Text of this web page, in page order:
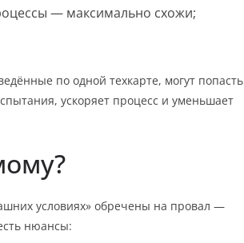
— максимально схожи;
по одной техкарте, могут попасть
ускоряет процесс и уменьшает
условиях» обречены на провал —
нюансы: